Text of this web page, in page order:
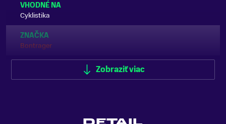
VHODNÉ NA
Cyklistika
ZNAČKA
Bontrager
Zobraziť menej
Zobraziť viac